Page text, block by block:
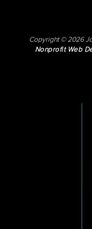
Copyright © 2026
Nonprofit Web